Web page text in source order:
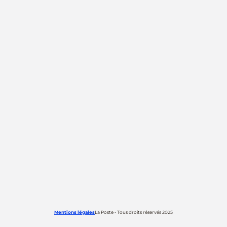
Mentions légalesLa Poste - Tous droits réservés 2025